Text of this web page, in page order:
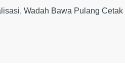
Wadah Bawa Pulang